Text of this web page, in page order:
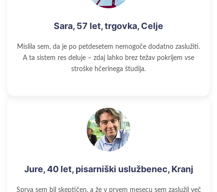
Sara, 57 let, trgovka, Celje
Mislila sem, da je po petdesetem nemogoče dodatno zaslužiti.
A ta sistem res deluje – zdaj lahko brez težav pokrijem vse
stroške hčerinega študija.
Jure, 40 let, pisarniški uslužbenec, Kranj
Sprva sem bil skeptičen, a že v prvem mesecu sem zaslužil več